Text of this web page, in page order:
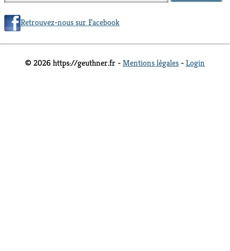
Retrouvez-nous sur Facebook
© 2026 https://geuthner.fr -Mentions légales -Login